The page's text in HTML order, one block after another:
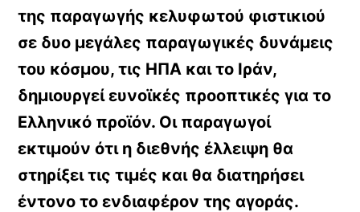
της παραγωγής κελυφωτού φιστικιού
σε δυο μεγάλες παραγωγικές δυνάμεις
του κόσμου, τις ΗΠΑ και το Ιράν,
δημιουργεί ευνοϊκές προοπτικές για το
Ελληνικό προϊόν. Οι παραγωγοί
εκτιμούν ότι η διεθνής έλλειψη θα
στηρίξει τις τιμές και θα διατηρήσει
έντονο το ενδιαφέρον της αγοράς.